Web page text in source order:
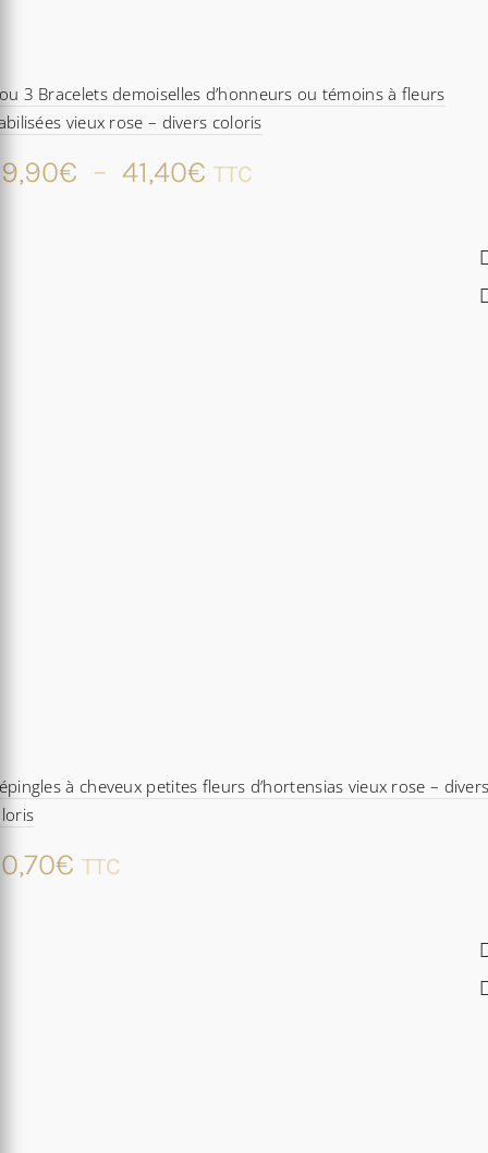
3 Bracelets demoiselles d’honneurs ou témoins à fleurs
vieux rose – divers coloris
€ – 41,40€ Plage
TTC
à cheveux petites fleurs d’hortensias vieux rose –
€ TTC